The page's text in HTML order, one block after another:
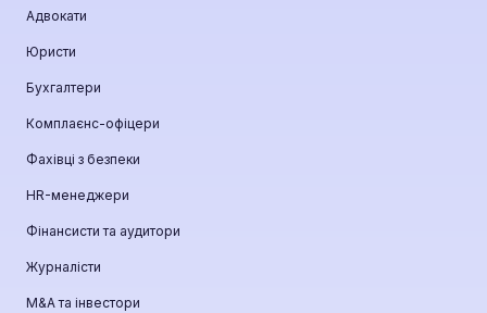
Адвокати
Юристи
Бухгалтери
Комплаєнс-офіцери
Фахівці з безпеки
HR-менеджери
Фінансисти та аудитори
Журналісти
М&A та інвестори